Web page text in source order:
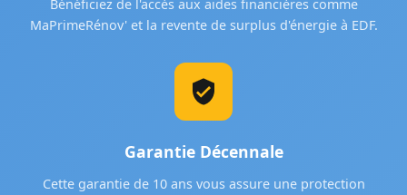
Bénéficiez de l'accès aux aides financières comme
MaPrimeRénov' et la revente de surplus d'énergie à EDF.
Garantie Décennale
Cette garantie de 10 ans vous assure une protection